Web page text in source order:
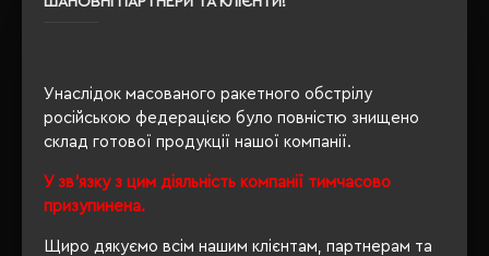
Унаслідок масованого ракетного обстрілу
російською федерацією було повністю знищено
склад готової продукції нашої компанії.
У зв'язку з цим діяльність компанії тимчасово
призупинена.
Щиро дякуємо всім нашим клієнтам, партнерам та